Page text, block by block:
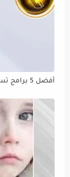
أفضل 5 برامج تسجيل المكالمات لهواتفكم